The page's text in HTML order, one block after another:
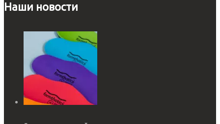
Наши новости